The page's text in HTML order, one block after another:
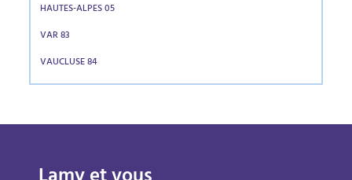
HAUTES-ALPES 05
VAR 83
VAUCLUSE 84